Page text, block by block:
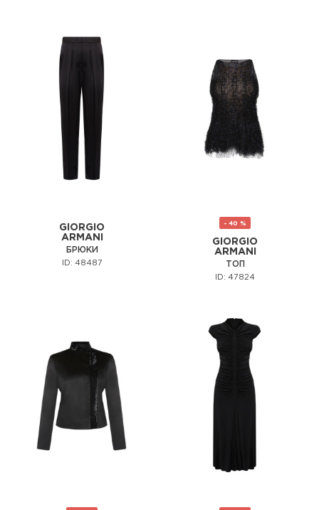
GIORGIO
ARMANI
БРЮКИ
ID: 48487
- 40 %
GIORGIO
ARMANI
ТОП
ID: 47824